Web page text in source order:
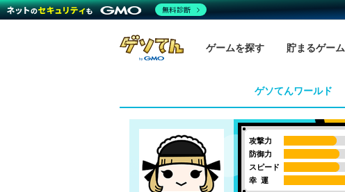
ゲームを探す 貯まるゲーム
ゲソてんワールド
攻撃力
防御力
スピード
幸 運
無料診断